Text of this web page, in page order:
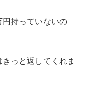
持っていないの
っと返してくれま